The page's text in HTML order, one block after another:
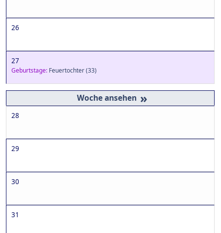
26
27
Geburtstage: Feuertochter(33)
»
28
29
30
31